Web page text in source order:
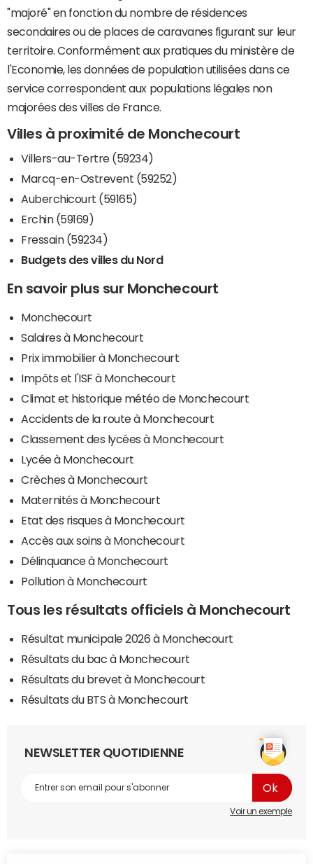
"majoré" en fonction du nombre de résidences
secondaires ou de places de caravanes figurant sur leur
territoire. Conformément aux pratiques du ministère de
l'Economie, les données de population utilisées dans ce
service correspondent aux populations légales non
majorées des villes de France.
Villes à proximité de Monchecourt
Villers-au-Tertre (59234)
Marcq-en-Ostrevent (59252)
Auberchicourt (59165)
Erchin (59169)
Fressain (59234)
Budgets des villes du Nord
En savoir plus sur Monchecourt
Monchecourt
Salaires à Monchecourt
Prix immobilier à Monchecourt
Impôts et l'ISF à Monchecourt
Climat et historique météo de Monchecourt
Accidents de la route à Monchecourt
Classement des lycées à Monchecourt
Lycée à Monchecourt
Crèches à Monchecourt
Maternités à Monchecourt
Etat des risques à Monchecourt
Accès aux soins à Monchecourt
Délinquance à Monchecourt
Pollution à Monchecourt
Tous les résultats officiels à Monchecourt
Résultat municipale 2026 à Monchecourt
Résultats du bac à Monchecourt
Résultats du brevet à Monchecourt
Résultats du BTS à Monchecourt
NEWSLETTER QUOTIDIENNE
Voir un exemple